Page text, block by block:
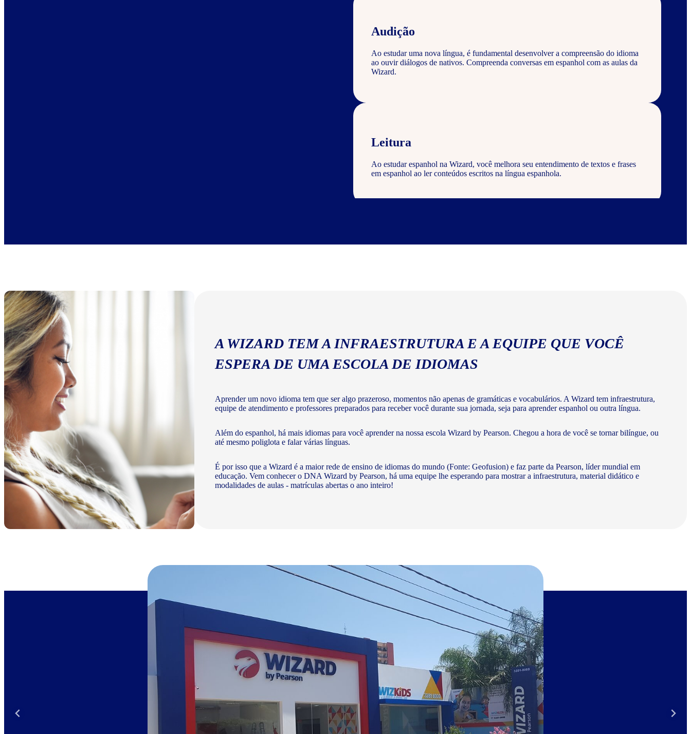
Audição
Ao estudar uma nova língua, é fundamental desenvolver a compreensão do idioma
ao ouvir diálogos de nativos. Compreenda conversas em espanhol com as aulas da
Wizard.
Leitura
Ao estudar espanhol na Wizard, você melhora seu entendimento de textos e frases
em espanhol ao ler conteúdos escritos na língua espanhola.
Escrita
A WIZARD TEM A INFRAESTRUTURA E A EQUIPE QUE VOCÊ
ESPERA DE UMA ESCOLA DE IDIOMAS
Aprender um novo idioma tem que ser algo prazeroso, momentos não apenas de gramáticas e vocabulários. A Wizard tem infraestrutura,
equipe de atendimento e professores preparados para receber você durante sua jornada, seja para aprender espanhol ou outra língua.
Além do espanhol, há mais idiomas para você aprender na nossa escola Wizard by Pearson. Chegou a hora de você se tornar bilíngue, ou
até mesmo poliglota e falar várias línguas.
É por isso que a Wizard é a maior rede de ensino de idiomas do mundo (Fonte: Geofusion) e faz parte da Pearson, líder mundial em
educação. Vem conhecer o DNA Wizard by Pearson, há uma equipe lhe esperando para mostrar a infraestrutura, material didático e
modalidades de aulas - matrículas abertas o ano inteiro!